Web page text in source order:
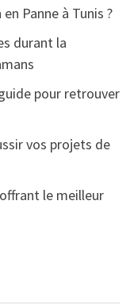
Panne à Tunis ?
durant la
pour retrouver
vos projets de
le meilleur